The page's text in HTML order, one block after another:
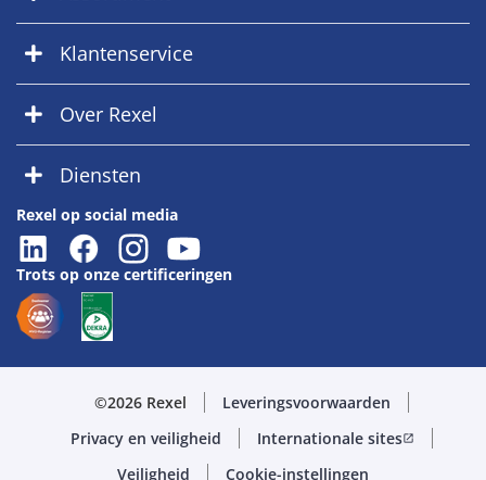
Klantenservice
Over Rexel
Diensten
Rexel op social media
Trots op onze certificeringen
©2026 Rexel
Leveringsvoorwaarden
Privacy en veiligheid
Internationale sitesopen_in_new
Veiligheid Cookie-instellingen